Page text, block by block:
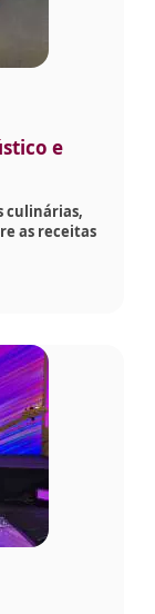
e
culinárias,
as receitas